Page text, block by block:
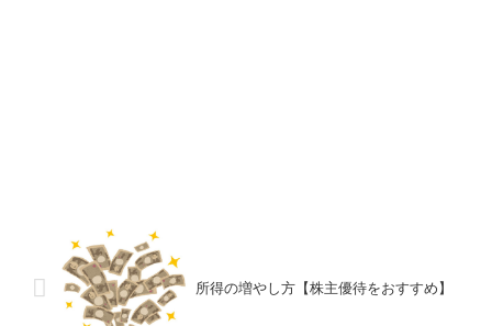
所得の増やし方【株主優待をおすすめ】